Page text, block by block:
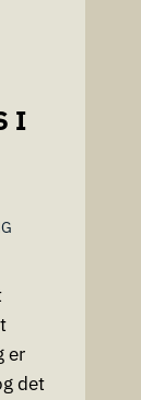
I
er
det